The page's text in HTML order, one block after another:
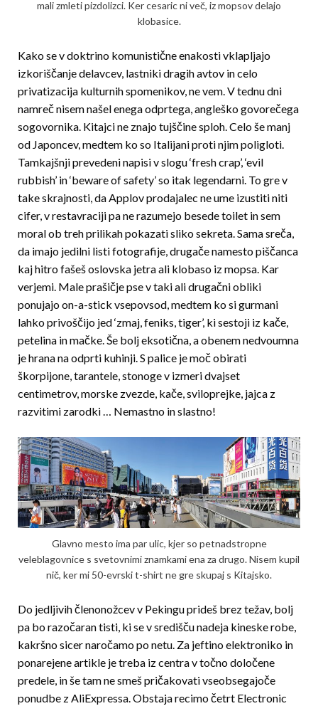
mali zmleti pizdolizci. Ker cesaric ni več, iz mopsov delajo
klobasice.
Kako se v doktrino komunistične enakosti vklapljajo
izkoriščanje delavcev, lastniki dragih avtov in celo
privatizacija kulturnih spomenikov, ne vem. V tednu dni
namreč nisem našel enega odprtega, angleško govorečega
sogovornika. Kitajci ne znajo tujščine sploh. Celo še manj
od Japoncev, medtem ko so Italijani proti njim poligloti.
Tamkajšnji prevedeni napisi v slogu ‘fresh crap’, ‘evil
rubbish’ in ‘beware of safety’ so itak legendarni. To gre v
take skrajnosti, da Applov prodajalec ne ume izustiti niti
cifer, v restavraciji pa ne razumejo besede toilet in sem
moral ob treh prilikah pokazati sliko sekreta. Sama sreča,
da imajo jedilni listi fotografije, drugače namesto piščanca
kaj hitro fašeš oslovska jetra ali klobaso iz mopsa. Kar
verjemi. Male prašičje pse v taki ali drugačni obliki
ponujajo on-a-stick vsepovsod, medtem ko si gurmani
lahko privoščijo jed ‘zmaj, feniks, tiger’, ki sestoji iz kače,
petelina in mačke. Še bolj eksotična, a obenem nedvoumna
je hrana na odprti kuhinji. S palice je moč obirati
škorpijone, tarantele, stonoge v izmeri dvajset
centimetrov, morske zvezde, kače, sviloprejke, jajca z
razvitimi zarodki … Nemastno in slastno!
Glavno mesto ima par ulic, kjer so petnadstropne
veleblagovnice s svetovnimi znamkami ena za drugo. Nisem kupil
nič, ker mi 50-evrski t-shirt ne gre skupaj s Kitajsko.
Do jedljivih členonožcev v Pekingu prideš brez težav, bolj
pa bo razočaran tisti, ki se v središču nadeja kineske robe,
kakršno sicer naročamo po netu. Za jeftino elektroniko in
ponarejene artikle je treba iz centra v točno določene
predele, in še tam ne smeš pričakovati vseobsegajoče
ponudbe z AliExpressa. Obstaja recimo četrt Electronic